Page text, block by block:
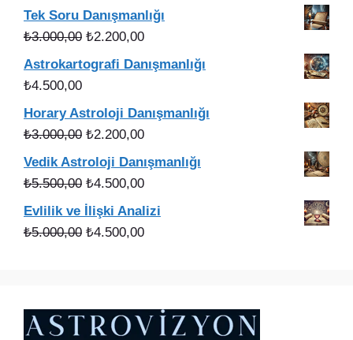
fiyat:
₺6.000,00.
andaki
fiyat:
Tek Soru Danışmanlığı
₺3.000,00 Orijinal
fiyat:
₺2.200,00Şu
Astrokartografi Danışmanlığı
₺4.500,00
Horary Astroloji Danışmanlığı
₺3.000,00 Orijinal
fiyat:
₺3.000,00.
₺2.200,00Şu
fiyat:
Vedik Astroloji Danışmanlığı
₺5.500,00 Orijinal
fiyat:
₺5.500,00.
₺4.500,00Şu
andaki
fiyat:
Evlilik ve İlişki Analizi
₺5.000,00 Orijinal
₺4.500,00Şu